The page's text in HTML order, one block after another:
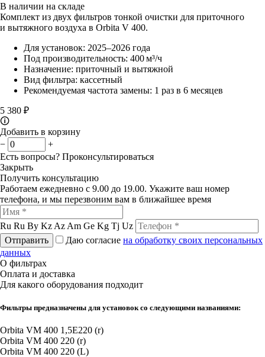
В наличии на складе
Комплект из двух фильтров тонкой очистки для приточного
и вытяжного воздуха в Orbita V 400.
Для установок: 2025–2026 года
Под производительность: 400 м³/ч
Назначение: приточный и вытяжной
Вид фильтра: кассетный
Рекомендуемая частота замены: 1 раз в 6 месяцев
5 380 ₽
🛈
Добавить в корзину
−
+
Есть вопросы? Проконсультироваться
Закрыть
Получить консультацию
Работаем ежедневно с 9.00 до 19.00. Укажите ваш номер
телефона, и мы перезвоним вам в ближайшее время
Ru Ru By Kz Az Am Ge Kg Tj Uz
Отправить
Даю согласие на обработку своих персональных
данных
О фильтрах
Оплата и доставка
Для какого оборудования подходит
Фильтры предназначены для установок со следующими названиями:
Orbita VM 400 1,5E220 (r)
Orbita VM 400 220 (r)
Orbita VM 400 220 (L)